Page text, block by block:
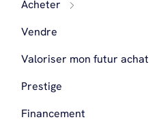
Acheter
Vendre
Valoriser mon futur achat
Prestige
Financement